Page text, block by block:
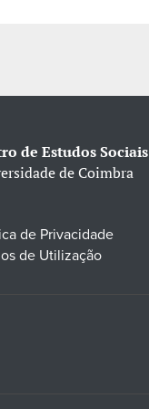
de Estudos Sociais
de Coimbra
de Privacidade
de Utilização